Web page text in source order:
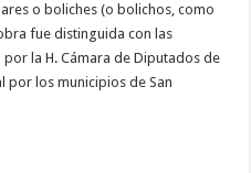
o boliches (o bolichos, como
fue distinguida con las
la H. Cámara de Diputados de
por los municipios de San